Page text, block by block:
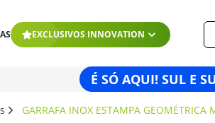
EXCLUSIVOS INNOVATION
É SÓ AQUI! SUL E
GARRAFA INOX ESTAMPA GEOMÉTRICA